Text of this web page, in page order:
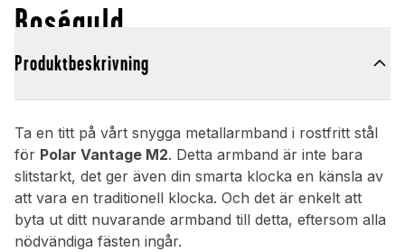
Roséguld
Produktbeskrivning
Ta en titt på vårt snygga metallarmband i rostfritt stål
för Polar Vantage M2. Detta armband är inte bara
slitstarkt, det ger även din smarta klocka en känsla av
att vara en traditionell klocka. Och det är enkelt att
byta ut ditt nuvarande armband till detta, eftersom alla
nödvändiga fästen ingår.